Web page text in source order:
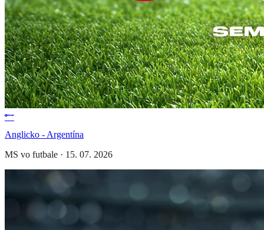
Anglicko - Argentína
MS vo futbale · 15. 07. 2026